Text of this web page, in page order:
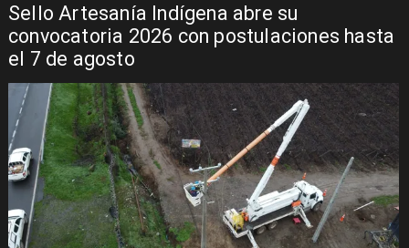
Sello Artesanía Indígena abre su
convocatoria 2026 con postulaciones hasta
el 7 de agosto